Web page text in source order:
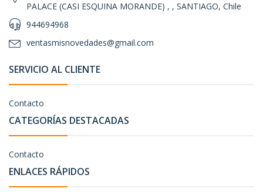
PALACE (CASI ESQUINA MORANDE) , , SANTIAGO, Chile
944694968
ventasmisnovedades@gmail.com
SERVICIO AL CLIENTE
Contacto
CATEGORÍAS DESTACADAS
Contacto
ENLACES RÁPIDOS